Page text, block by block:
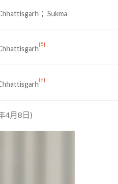
； Sukma
[5]
[6]
4月8日)